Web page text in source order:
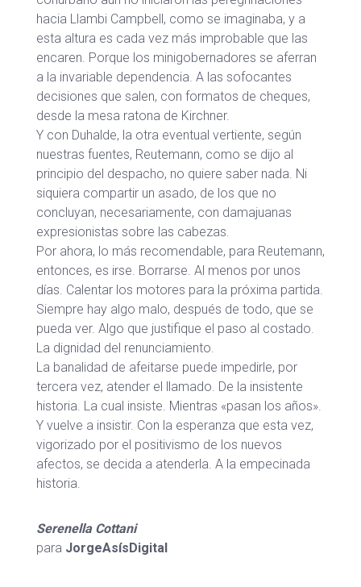
hacia Llambi Campbell, como se imaginaba, y a
esta altura es cada vez más improbable que las
encaren. Porque los minigobernadores se aferran
a la invariable dependencia. A las sofocantes
decisiones que salen, con formatos de cheques,
desde la mesa ratona de Kirchner.
Y con Duhalde, la otra eventual vertiente, según
nuestras fuentes, Reutemann, como se dijo al
principio del despacho, no quiere saber nada. Ni
siquiera compartir un asado, de los que no
concluyan, necesariamente, con damajuanas
expresionistas sobre las cabezas.
Por ahora, lo más recomendable, para Reutemann,
entonces, es irse. Borrarse. Al menos por unos
días. Calentar los motores para la próxima partida.
Siempre hay algo malo, después de todo, que se
pueda ver. Algo que justifique el paso al costado.
La dignidad del renunciamiento.
La banalidad de afeitarse puede impedirle, por
tercera vez, atender el llamado. De la insistente
historia. La cual insiste. Mientras «pasan los años».
Y vuelve a insistir. Con la esperanza que esta vez,
vigorizado por el positivismo de los nuevos
afectos, se decida a atenderla. A la empecinada
historia.
Serenella Cottani
para JorgeAsísDigital